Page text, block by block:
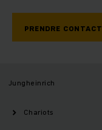
PRENDRE CONTACT
Jungheinrich
Chariots